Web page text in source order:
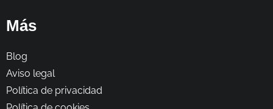
Más
Blog
Aviso legal
Política de privacidad